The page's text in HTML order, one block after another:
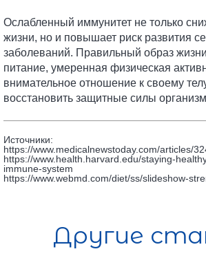
Ослабленный иммунитет не только
жизни, но и повышает риск развития
заболеваний. Правильный образ
питание, умеренная физическая
внимательное отношение к своему
восстановить защитные силы
Источники:
https://www.medicalnewstoday.com/articles/
https://www.health.harvard.edu/staying-
immune-system
https://www.webmd.com/diet/ss/slideshow-
Другие